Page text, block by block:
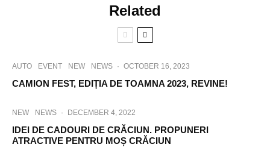
Related
AUTO EVENT NEW NEWS · OCTOBER 16, 2023
CAMION FEST, EDIȚIA DE TOAMNA 2023, REVINE!
NEW NEWS · DECEMBER 4, 2022
IDEI DE CADOURI DE CRĂCIUN. PROPUNERI
ATRACTIVE PENTRU MOȘ CRĂCIUN